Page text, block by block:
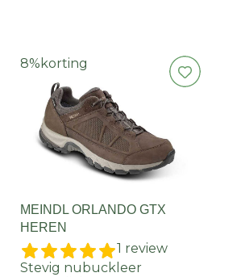
8% korting
MEINDL ORLANDO GTX
HEREN
1 review
Stevig nubuckleer